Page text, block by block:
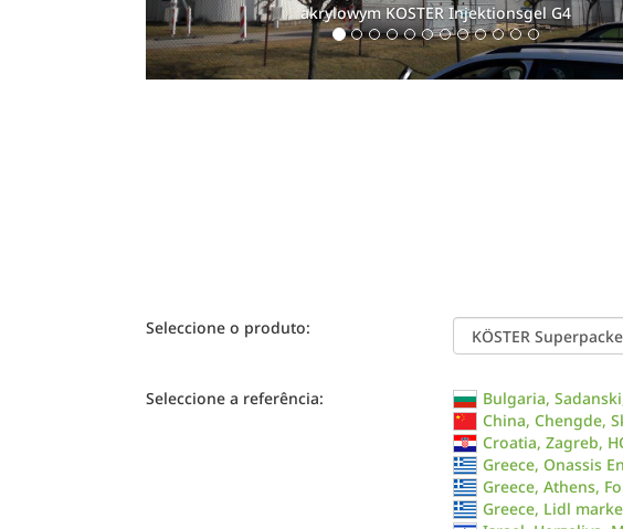
akrylowym KOSTER Injektionsgel G4
Seleccione o produto:
Seleccione a referência:
Bulgaria,
China, Chengde,
Croatia, Zagreb,
Greece, Onassis
Greece, Athens,
Greece, Lidl